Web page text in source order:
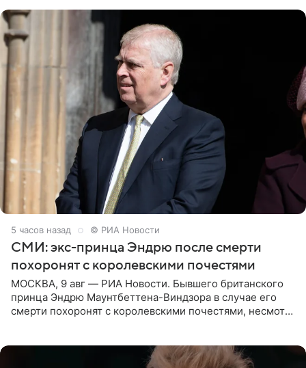
5 часов назад © РИА Новости
СМИ: экс-принца Эндрю после смерти
похоронят с королевскими почестями
МОСКВА, 9 авг — РИА Новости. Бывшего британского
принца Эндрю Маунтбеттена-Виндзора в случае его
смерти похоронят с королевскими почестями, несмотря